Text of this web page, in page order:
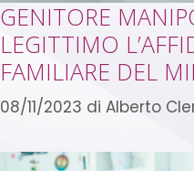
GENITORE
LEGITTIMO
FAMILIARE DEL
08/11/2023 di Alberto